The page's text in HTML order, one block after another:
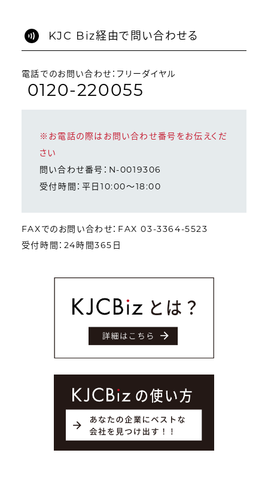
KJC Biz経由で問い合わせる
電話でのお問い合わせ：フリーダイヤル
0120-220055
※お電話の際はお問い合わせ番号をお伝えくだ
さい
問い合わせ番号：N-0019306
受付時間：平日10:00～18:00
FAXでのお問い合わせ：FAX 03-3364-5523
受付時間：24時間365日